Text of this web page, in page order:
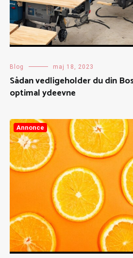
Blog maj 18, 2023
Sådan vedligeholder du din
optimal ydeevne
Annonce